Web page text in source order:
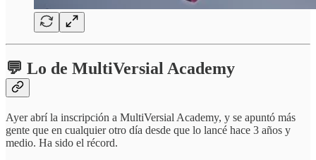
💬 Lo de MultiVersial Academy
Ayer abrí la inscripción a MultiVersial Academy, y se apuntó más
gente que en cualquier otro día desde que lo lancé hace 3 años y
medio. Ha sido el récord.